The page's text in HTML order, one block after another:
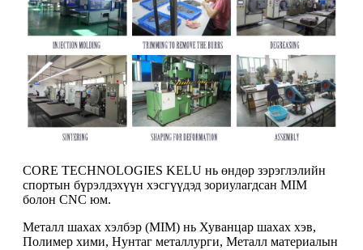
CORE TECHNOLOGIES KELU нь өндөр зэрэглэлийн
спортын бүрэлдэхүүн хэсгүүдэд зориулагдсан MIM
болон CNC юм.
Металл шахах хэлбэр (MIM) нь Хуванцар шахах хэв,
Полимер хими, Нунтаг металлурги, Металл материалын